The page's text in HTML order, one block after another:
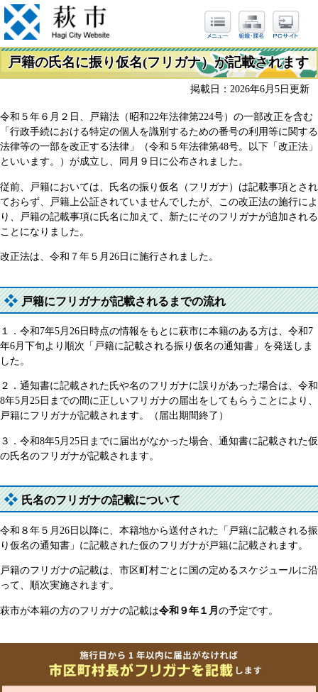
戸籍の氏名に振り仮名(フリガナ）が記載されます
掲載日：2026年6月5日更新
令和５年６月２日、戸籍法（昭和22年法律第224号）の一部改正を含む
「行政手続における特定の個人を識別するための番号の利用等に関する
法律等の一部を改正する法律」（令和５年法律第48号。以下「改正法」
といいます。）が成立し、同月９日に公布されました。
従前、戸籍においては、氏名の振り仮名（フリガナ）は記載事項とされ
ておらず、戸籍上公証されていませんでしたが、この改正法の施行によ
り、戸籍の記載事項に氏名に加えて、新たにそのフリガナが追加される
ことになりました。
改正法は、令和７年５月26日に施行されました。
戸籍にフリガナが記載されるまでの流れ
​１．令和7年5月26日時点の情報をもとに萩市に本籍のある方は、令和7
年6月下旬より順次「戸籍に記載される振り仮名の通知書」を発送しま
した。
２．通知書に記載された氏や名のフリガナに誤りがあった場合は、令和
8年5月25日までの間に正しいフリガナの届出をしてもらうことにより、
戸籍にフリガナが記載されます。（届出期間終了）
３．令和8年5月25日までに届出がなかった場合、通知書に記載された仮
の氏名のフリガナが記載されます。
氏名のフリガナの記載について
​令和８年５月26日以降に、本籍地から送付された「戸籍に記載される振
り仮名の通知書」に記載された仮のフリガナが戸籍に記載されます。
戸籍のフリガナの記載は、市区町村ごとに国の定めるスケジュールに沿
って、順次実施されます。
萩市が本籍の方のフリガナの記載は令和９年１月の予定です。